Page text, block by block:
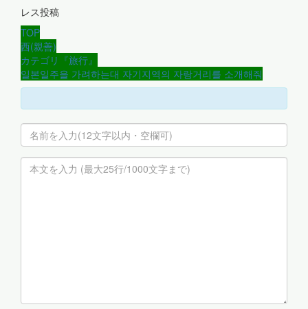
レス投稿
TOP
西(親善)
カテゴリ『旅行』
일본일주을 가려하는대 자기지역의 자랑거리를 소개해줘